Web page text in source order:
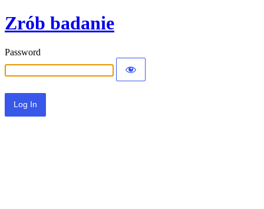
Zrób badanie
Password